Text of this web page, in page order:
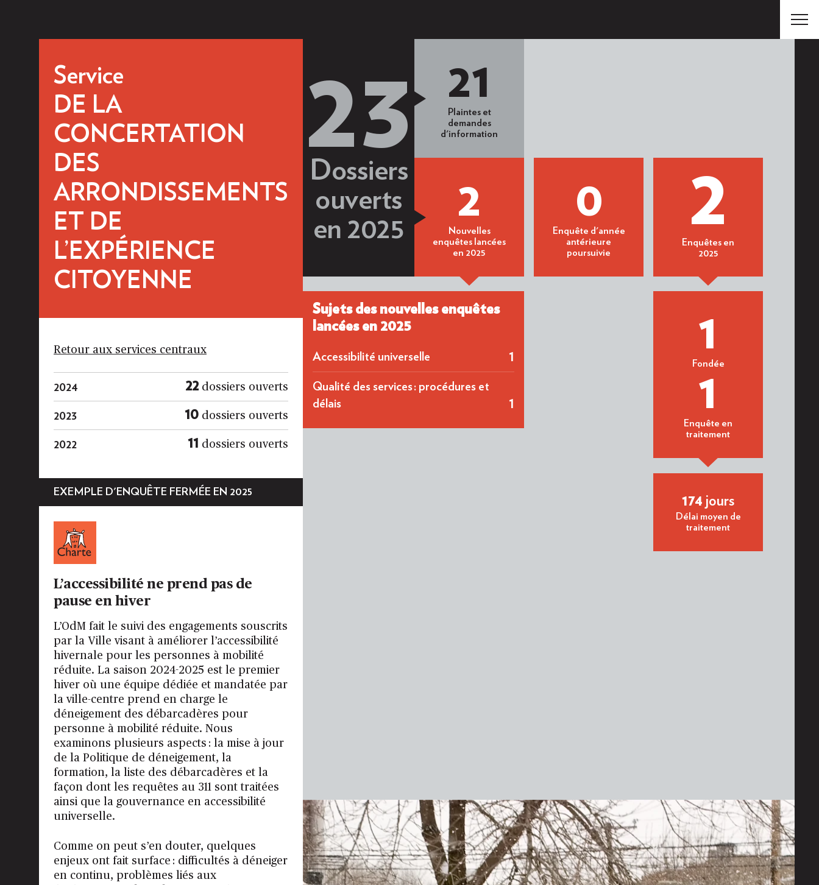
Service
DE LA
CONCERTATION
DES
ARRONDISSEMENTS
ET DE
L’EXPÉRIENCE
CITOYENNE
Retour aux services centraux
2024 22 dossiers ouverts
2023 10 dossiers ouverts
2022 11 dossiers ouverts
EXEMPLE D'ENQUÊTE FERMÉE EN 2025
L’accessibilité ne prend pas de
pause en hiver
L’OdM fait le suivi des engagements souscrits
par la Ville visant à améliorer l’accessibilité
hivernale pour les personnes à mobilité
réduite. La saison 2024-2025 est le premier
hiver où une équipe dédiée et mandatée par
la ville-centre prend en charge le
déneigement des débarcadères pour
personne à mobilité réduite. Nous
examinons plusieurs aspects : la mise à jour
de la Politique de déneigement, la
formation, la liste des débarcadères et la
façon dont les requêtes au 311 sont traitées
ainsi que la gouvernance en accessibilité
universelle.
Comme on peut s’en douter, quelques
enjeux ont fait surface : difficultés à déneiger
en continu, problèmes liés aux
23
Dossiers
ouverts
en 2025
21
Plaintes et
demandes
d'information
2
Nouvelles
enquêtes lancées
en 2025
Sujets des nouvelles enquêtes
lancées en 2025
Accessibilité universelle 1
Qualité des services : procédures et
délais
1
0
Enquête d'année
antérieure
poursuivie
2
Enquêtes en
2025
1
Fondée
1
Enquête en
traitement
174 jours
Délai moyen de
traitement